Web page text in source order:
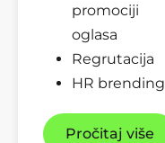
promociji
oglasa
Regrutacija
HR brending
Pročitaj više